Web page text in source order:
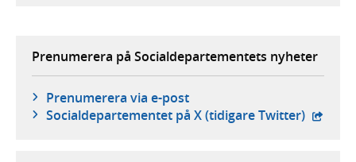
Prenumerera på Socialdepartementets nyheter
Prenumerera via e-post
Social­departementet på X (tidigare Twitter) -